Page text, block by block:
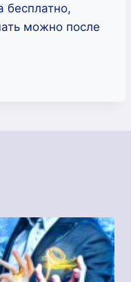
бесплатно,
можно после